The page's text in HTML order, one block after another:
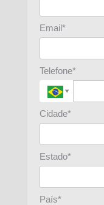
Email*
Telefone*
Cidade*
Estado*
País*